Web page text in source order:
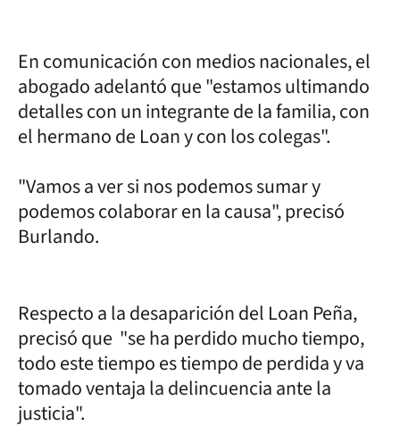
En comunicación con medios nacionales, el
abogado adelantó que "estamos ultimando
detalles con un integrante de la familia, con
el hermano de Loan y con los colegas".
"Vamos a ver si nos podemos sumar y
podemos colaborar en la causa", precisó
Burlando.
Respecto a la desaparición del Loan Peña,
precisó que "se ha perdido mucho tiempo,
todo este tiempo es tiempo de perdida y va
tomado ventaja la delincuencia ante la
justicia".